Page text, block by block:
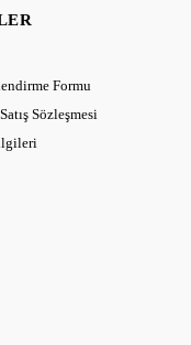
Formu
Sözleşmesi